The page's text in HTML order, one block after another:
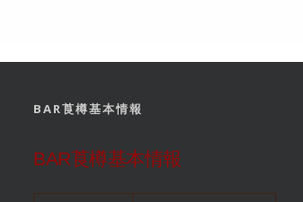
BAR莨樽基本情報
BAR莨樽基本情報